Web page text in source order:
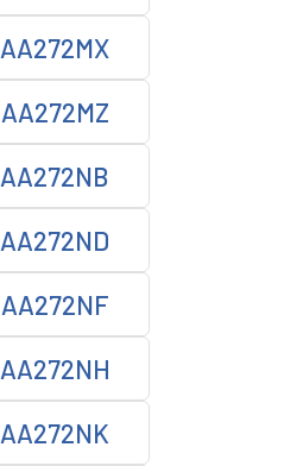
AA272MX
AA272MZ
AA272NB
AA272ND
AA272NF
AA272NH
AA272NK